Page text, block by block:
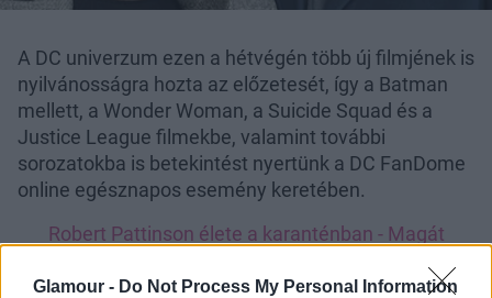
Glamour - Do Not Process My Personal Information
A DC univerzum ezen a hétvégén több új filmjének is
nyilvánosságra hozta az előzetesét, így a Batman
mellett, a Wonder Woman, a Suicide Squad és a
Justice League filmekbe, valamint további
sorozatokba is betekintést nyertünk a DC FanDome
online egésznapos esemény keretében.
Robert Pattinson élete a karanténban - Magát